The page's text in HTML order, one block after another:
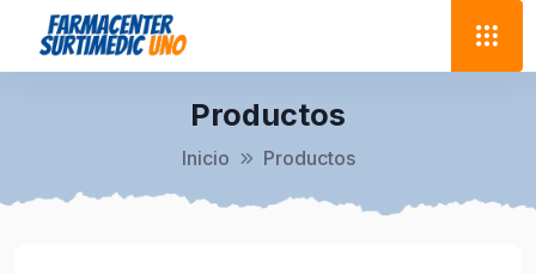
Productos
Inicio Productos